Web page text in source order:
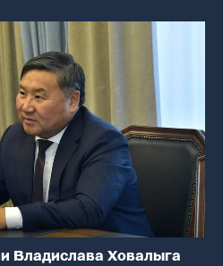
Владислава Ховалыга